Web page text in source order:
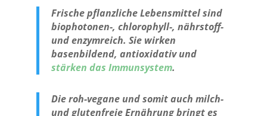
Frische pflanzliche Lebensmittel sind
biophotonen-, chlorophyll-, nährstoff-
und enzymreich. Sie wirken
basenbildend, antioxidativ und
stärken das Immunsystem.
Die roh-vegane und somit auch milch-
und glutenfreie Ernährung bringt es